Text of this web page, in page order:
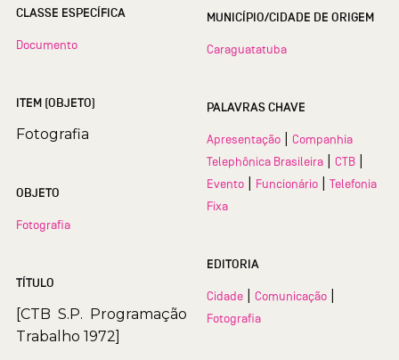
CLASSE ESPECÍFICA
Documento
ITEM (OBJETO)
Fotografia
OBJETO
Fotografia
TÍTULO
[CTB  S.P.  Programação
Trabalho 1972]
MUNICÍPIO/CIDADE DE ORIGEM
Caraguatatuba
PALAVRAS CHAVE
Apresentação
Companhia
Telephônica Brasileira
CTB
Evento Funcionário
Telefonia
Fixa
EDITORIA
Cidade Comunicação
Fotografia